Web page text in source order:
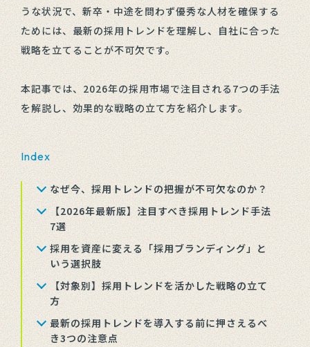
うな状況で、新卒・中途を問わず優秀な人材を確保する
ためには、最新の採用トレンドを理解し、自社に合った
戦略を立てることが不可欠です。
本記事では、2026年の採用市場で注目される7つの手法
を解説し、効果的な戦略の立て方を紹介します。
Index
なぜ今、採用トレンドの把握が不可欠なのか？
【2026年最新版】注目すべき採用トレンド手法
7選
採用を資産に変える「採用ブランディング」と
いう選択肢
【対象別】採用トレンドを活かした戦略の立て
方
最新の採用トレンドを導入する前に押さえるべ
き3つの注意点